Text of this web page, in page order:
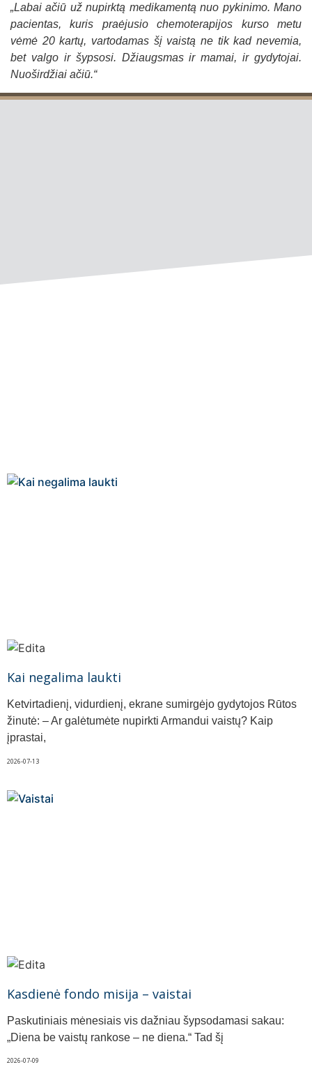
„Labai ačiū už nupirktą medikamentą nuo pykinimo. Mano
pacientas, kuris praėjusio chemoterapijos kurso metu
vėmė 20 kartų, vartodamas šį vaistą ne tik kad nevemia,
bet valgo ir šypsosi. Džiaugsmas ir mamai, ir gydytojai.
Nuoširdžiai ačiū.“
Kai negalima laukti
Ketvirtadienį, vidurdienį, ekrane sumirgėjo gydytojos Rūtos
žinutė: – Ar galėtumėte nupirkti Armandui vaistų? Kaip
įprastai,
2026-07-13
Kasdienė fondo misija – vaistai
Paskutiniais mėnesiais vis dažniau šypsodamasi sakau:
„Diena be vaistų rankose – ne diena.“ Tad šį
2026-07-09